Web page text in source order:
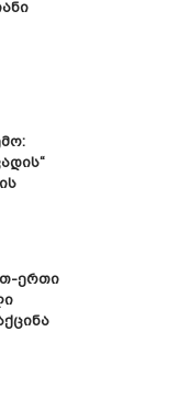
Ერთი